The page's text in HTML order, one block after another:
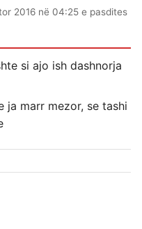
2016 në 04:25 e pasdites
si ajo ish dashnorja
ja marr mezor, se tashi